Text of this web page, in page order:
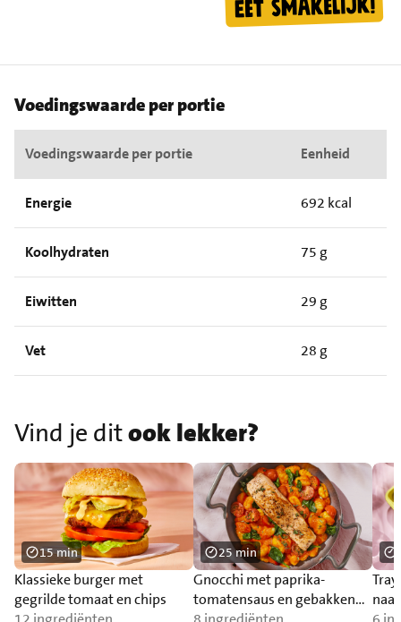
Voedingswaarde per portie
Voedingswaarde per portie Eenheid
Energie 692 kcal
Koolhydraten 75 g
Eiwitten 29 g
Vet 28 g
Vind je ditook lekker?
Klassieke burger met
gegrilde tomaat en chips
15 min
Gnocchi met paprika-
tomatensaus en gebakken
25 min